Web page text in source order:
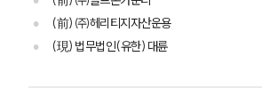
그룹소개
(前) ㈜헤리티지자산운용
(現) 법무법인(유한) 대륜